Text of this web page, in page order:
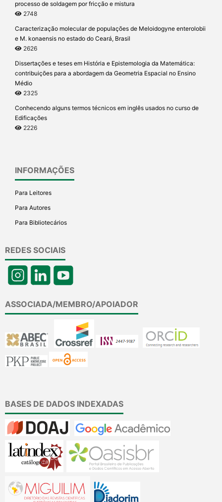
processo de soldagem por fricção e mistura
2748
Caracterização molecular de populações de Meloidogyne enterolobii
e M. konaensis no estado do Ceará, Brasil
2626
Dissertações e teses em História e Epistemologia da Matemática:
contribuições para a abordagem da Geometria Espacial no Ensino
Médio
2325
Conhecendo alguns termos técnicos em inglês usados no curso de
Edificações
2226
INFORMAÇÕES
Para Leitores
Para Autores
Para Bibliotecários
REDES SOCIAIS
ASSOCIADA/MEMBRO/APOIADOR
BASES DE DADOS INDEXADAS